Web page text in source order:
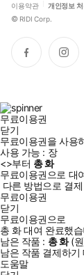
이용약관 개인정보
© RIDI Corp.
페
이
인
스
무료이용권
닫기
무료이용권을 사용
사용 가능 : 장
<>부터 총화
무료이용권으로 대
다른 방법으로 결제
무료이용권
닫기
무료이용권으로
총 화대여 완료했
남은 작품 : 총화(
남은 작품 결제하기
도움말